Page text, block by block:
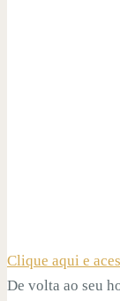
Clique aqui e
De volta ao seu